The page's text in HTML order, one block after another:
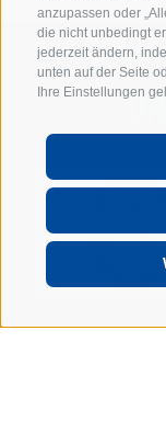
anzupassen oder
die nicht unbedingt
jederzeit ändern,
unten auf der Seite
Ihre Einstellungen